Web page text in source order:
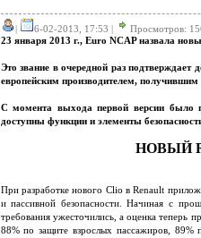
| 6-02-2013, 17:53 | Просмотров:
23 января 2013 г., Euro NCAP назвала
Это звание в очередной раз
европейским производителем,
С момента выхода первой версии было
доступны функции и элементы
НОВЫЙ
При разработке нового Clio в Renault
и пассивной безопасности. Начиная с
требования ужесточились, а оценка теперь
88% по защите взрослых пассажиров, 89%